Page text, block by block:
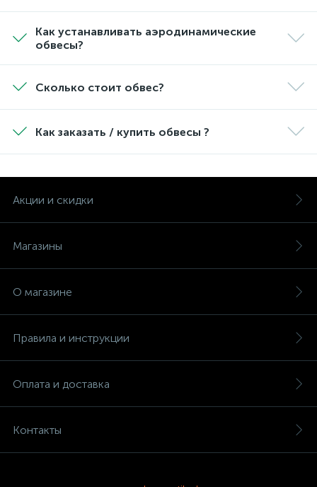
Как устанавливать аэродинамические
обвесы?
Сколько стоит обвес?
Как заказать / купить обвесы ?
Акции и скидки
Магазины
О магазине
Правила и инструкции
Оплата и доставка
Контакты